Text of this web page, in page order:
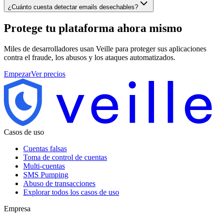
¿Cuánto cuesta detectar emails desechables?
Protege tu plataforma ahora mismo
Miles de desarrolladores usan Veille para proteger sus aplicaciones
contra el fraude, los abusos y los ataques automatizados.
EmpezarVer precios
Casos de uso
Cuentas falsas
Toma de control de cuentas
Multi-cuentas
SMS Pumping
Abuso de transacciones
Explorar todos los casos de uso
Empresa